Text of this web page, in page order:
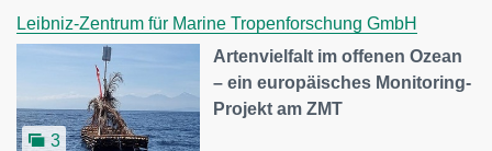
Leibniz-Zentrum für Marine Tropenforschung GmbH
3
Artenvielfalt im offenen Ozean
– ein europäisches Monitoring-
Projekt am ZMT